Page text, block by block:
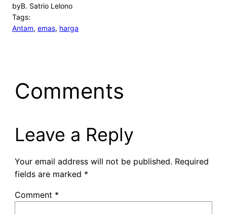
byB. Satrio Lelono
Tags:
Antam, emas, harga
Comments
Leave a Reply
Your email address will not be published. Required
fields are marked *
Comment *